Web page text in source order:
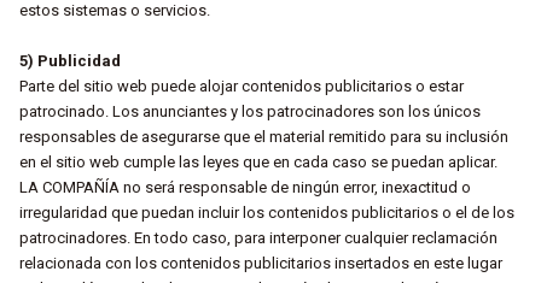
estos sistemas o servicios.
5) Publicidad
Parte del sitio web puede alojar contenidos publicitarios o estar
patrocinado. Los anunciantes y los patrocinadores son los únicos
responsables de asegurarse que el material remitido para su inclusión
en el sitio web cumple las leyes que en cada caso se puedan aplicar.
LA COMPAÑÍA no será responsable de ningún error, inexactitud o
irregularidad que puedan incluir los contenidos publicitarios o el de los
patrocinadores. En todo caso, para interponer cualquier reclamación
relacionada con los contenidos publicitarios insertados en este lugar